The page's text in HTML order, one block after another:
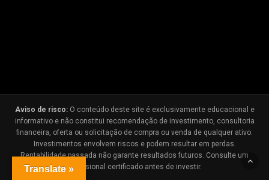
Translate »
Aviso de risco:O conteúdo deste site é exclusivamente educacional e
informativo e não constitui recomendação de investimento, consultoria
financeira, oferta ou solicitação de compra ou venda de qualquer ativo.
Investimentos envolvem riscos e podem resultar em perdas.
Rentabilidade passada não garante resultados futuros. Consulte um
profissional certificado antes de investir.